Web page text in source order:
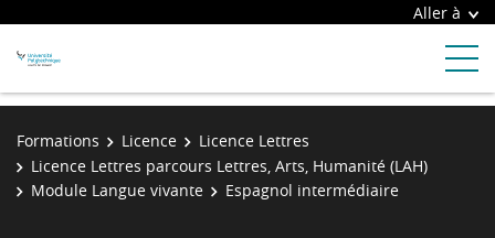
Aller à
Formations Licence
Licence Lettres
Licence Lettres parcours Lettres, Arts, Humanité (LAH)
Module Langue vivante
Espagnol intermédiaire